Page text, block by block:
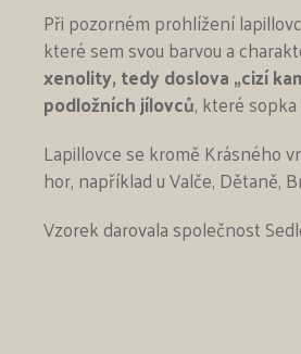
Při pozorném prohlížení
které sem svou barvou a
xenolity, tedy doslova „cizí
podložních jílovců, které
Lapillovce se kromě Krásného
hor, například u Valče, Dětaně,
Vzorek darovala společnost